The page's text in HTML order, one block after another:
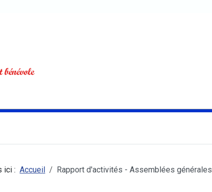
ici : Accueil Rapport d'activités - Assemblées générales